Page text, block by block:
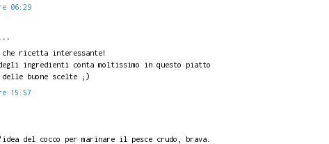
06:29
ricetta interessante!
ingredienti conta moltissimo in questo piatto
buone scelte ;)
15:57
del cocco per marinare il pesce crudo, brava.